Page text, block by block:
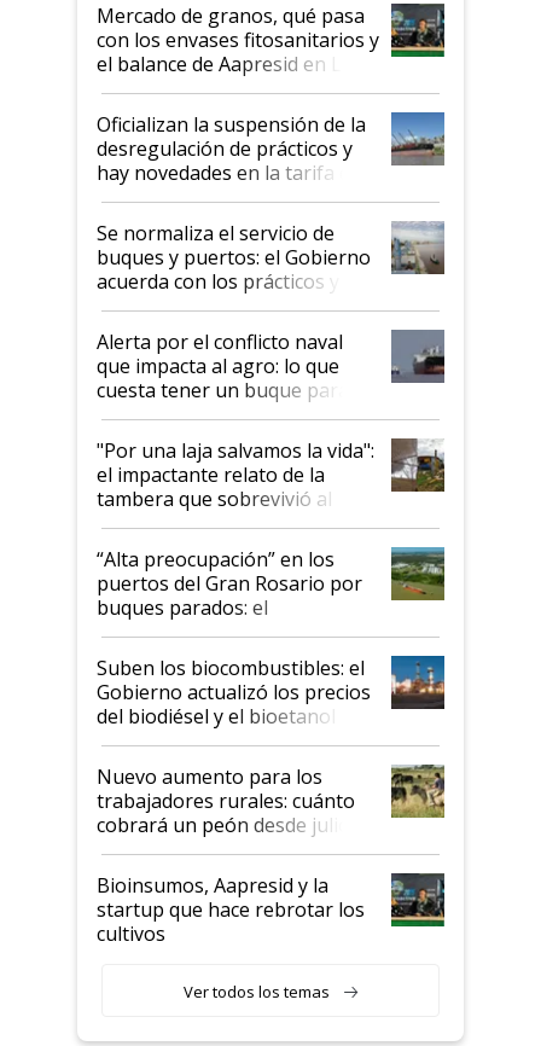
Mercado de granos, qué pasa
con los envases fitosanitarios y
el balance de Aapresid en La
Posta
Oficializan la suspensión de la
desregulación de prácticos y
hay novedades en la tarifa de
la hidrovía
Se normaliza el servicio de
buques y puertos: el Gobierno
acuerda con los prácticos y
suspende el decreto de
desregulación
Alerta por el conflicto naval
que impacta al agro: lo que
cuesta tener un buque parado
y el peligro de que Argentina
pase a ser "país sucio"
"Por una laja salvamos la vida":
el impactante relato de la
tambera que sobrevivió al
tornado
“Alta preocupación” en los
puertos del Gran Rosario por
buques parados: el
funcionamiento de las
exportadoras en tensión tras
la medida de fuerza de los
prácticos
Suben los biocombustibles: el
Gobierno actualizó los precios
del biodiésel y el bioetanol
Nuevo aumento para los
trabajadores rurales: cuánto
cobrará un peón desde julio
Bioinsumos, Aapresid y la
startup que hace rebrotar los
cultivos
Ver todos los temas